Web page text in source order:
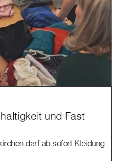
und Fast
darf ab sofort Kleidung